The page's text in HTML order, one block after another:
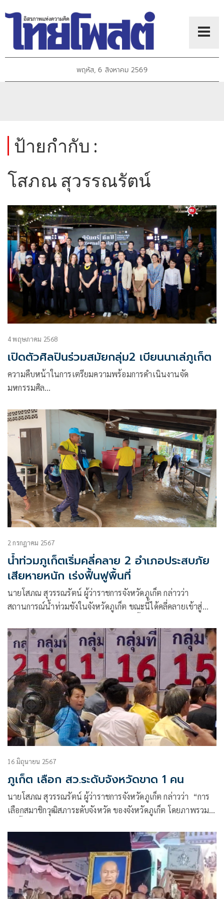
พฤหัส, 6 สิงหาคม 2569
ป้ายกำกับ :
โสภณ สุวรรณรัตน์
4 พฤษภาคม 2568
เปิดตัวศิลปินร่วมสมัยกลุ่ม2 เบียนนาเล่ภูเก็ต
ความคืบหน้าในการเตรียมความพร้อมการดำเนินงานจัด
มหกรรมศิล…
2 กรกฎาคม 2567
น้ำท่วมภูเก็ตเริ่มคลี่คลาย 2 อำเภอประสบภัย
เสียหายหนัก เร่งฟื้นฟูพื้นที่
นายโสภณ สุวรรณรัตน์ ผู้ว่าราชการจังหวัดภูเก็ต กล่าวว่า
สถานการณ์น้ำท่วมขังในจังหวัดภูเก็ต ขณะนี้ได้คลี่คลายเข้าสู่
16 มิถุนายน 2567
ภูเก็ต เลือก สว.ระดับจังหวัดขาด 1 คน
นายโสภณ สุวรรณรัตน์ ผู้ว่าราชการจังหวัดภูเก็ต กล่าวว่า “การ
เลือกสมาชิกวุฒิสภาระดับจังหวัด ของจังหวัดภูเก็ต โดยภาพรวม